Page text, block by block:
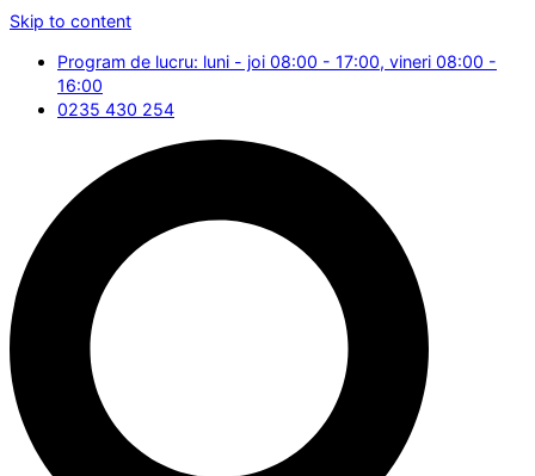
Skip to content
Program de lucru: luni - joi 08:00 - 17:00, vineri 08:00 -
16:00
0235 430 254